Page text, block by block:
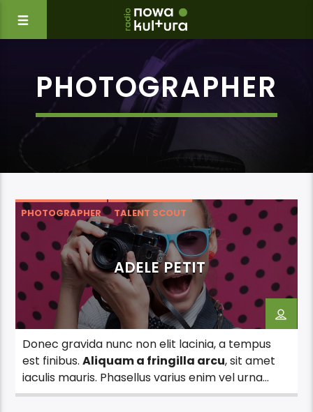
PHOTOGRAPHER
PHOTOGRAPHER TALENT SCOUT
ADELE PETIT
Donec gravida nunc non elit lacinia, a tempus
est finibus.Aliquam a fringilla arcu, sit amet
iaculis mauris. Phasellus varius enim vel urna
viverra fringilla. Interdum et malesuada fames